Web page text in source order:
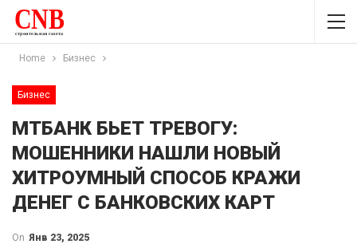
Home Бизнес
Бизнес
МТБАНК БЬЕТ ТРЕВОГУ:
МОШЕННИКИ НАШЛИ НОВЫЙ
ХИТРОУМНЫЙ СПОСОБ КРАЖИ
ДЕНЕГ С БАНКОВСКИХ КАРТ
On Янв 23, 2025